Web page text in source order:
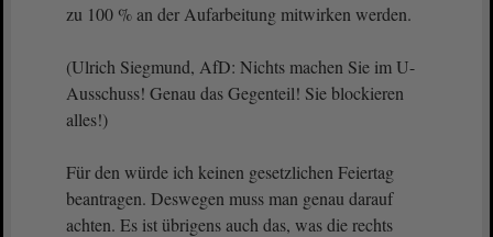
zu 100 % an der Aufarbeitung mitwirken werden.
(Ulrich Siegmund, AfD: Nichts machen Sie im U-
Ausschuss! Genau das Gegenteil! Sie blockieren
alles!)
Für den würde ich keinen gesetzlichen Feiertag
beantragen. Deswegen muss man genau darauf
achten. Es ist übrigens auch das, was die rechts